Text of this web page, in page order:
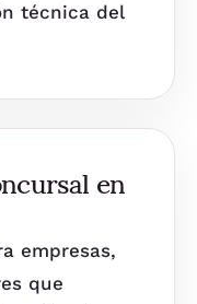
técnica del
en
empresas,
que